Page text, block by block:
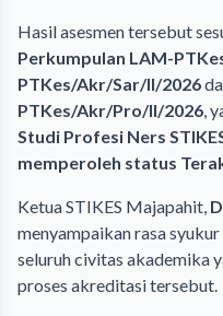
Hasil asesmen tersebut
Perkumpulan LAM-
PTKes/Akr/Sar/II/2026
PTKes/Akr/Pro/II/2026,
Studi Profesi Ners
memperoleh status
Ketua STIKES Majapahit,
menyampaikan rasa
seluruh civitas akademika
proses akreditasi tersebut.